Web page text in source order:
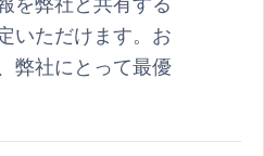
いただけます。お
弊社にとって最優